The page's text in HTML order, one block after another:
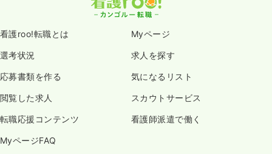
看護roo!転職とは Myページ
選考状況 求人を探す
応募書類を作る 気になるリスト
閲覧した求人 スカウトサービス
転職応援コンテンツ 看護師派遣で働く
MyページFAQ